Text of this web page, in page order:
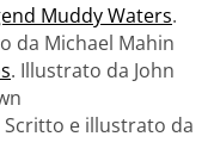
Muddy Waters.
da Michael Mahin
. Illustrato da John
Scritto e illustrato da